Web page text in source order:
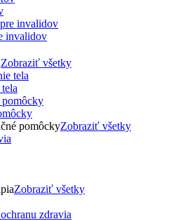
invalidov
Zobraziť všetky
pomôckyZobraziť všetky
Zobraziť všetky
zdravia